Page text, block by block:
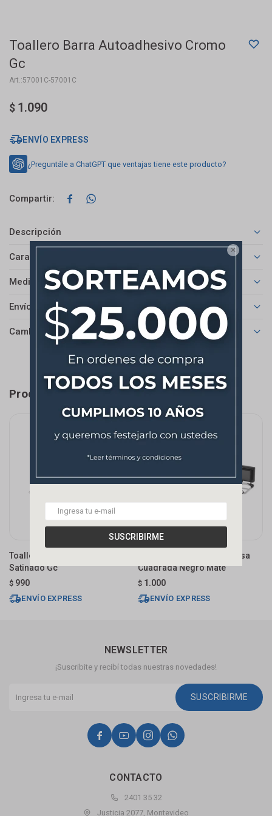

SUSCRIBIRME
Toallero Barra Autoadhesivo Cromo
Gc
57001C-57001C
$ 1.090
ENVÍO EXPRESS
¿Preguntále a ChatGPT que ventajas tiene este producto?
 
Descripción
Características
Medios de pago
Envíos
Cambios y Devoluciones
Productos que te pueden interesar
Toallero Barra Autoadhesivo
Satinado Gc
$ 990
ENVÍO EXPRESS
Toallero 45 Cm Con Ventosa
Cuadrada Negro Mate
$ 1.000
ENVÍO EXPRESS
CONTACTO
2401 35 32
Justicia 2077, Montevideo
NEWSLETTER
¡Suscribite y recibí todas nuestras novedades!
SUSCRIBIRME
   